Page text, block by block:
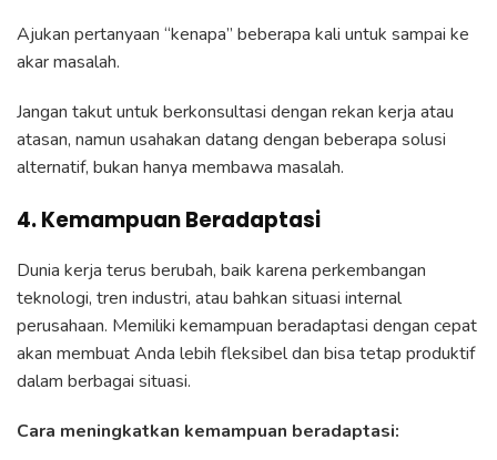
Ajukan pertanyaan “kenapa” beberapa kali untuk sampai ke
akar masalah.
Jangan takut untuk berkonsultasi dengan rekan kerja atau
atasan, namun usahakan datang dengan beberapa solusi
alternatif, bukan hanya membawa masalah.
4. Kemampuan Beradaptasi
Dunia kerja terus berubah, baik karena perkembangan
teknologi, tren industri, atau bahkan situasi internal
perusahaan. Memiliki kemampuan beradaptasi dengan cepat
akan membuat Anda lebih fleksibel dan bisa tetap produktif
dalam berbagai situasi.
Cara meningkatkan kemampuan beradaptasi: